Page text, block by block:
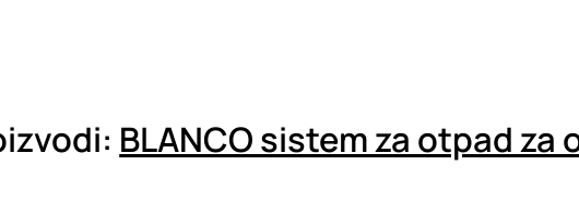
BLANCO sistem za otpad